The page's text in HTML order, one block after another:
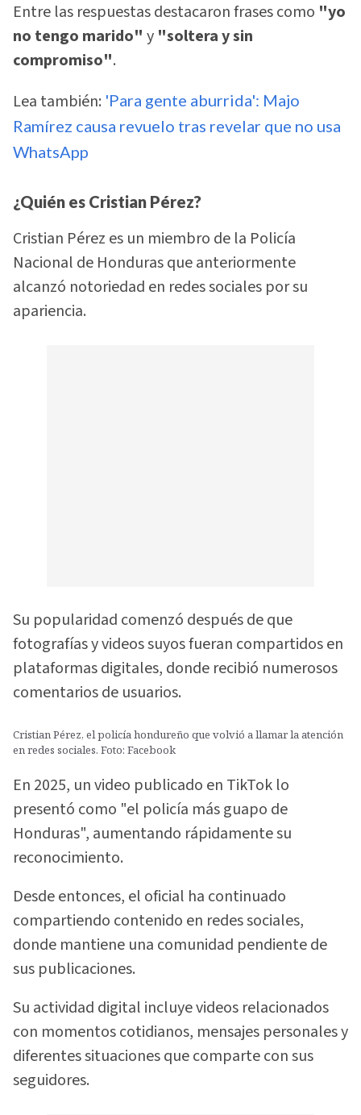
Entre las respuestas destacaron frases como "yo
no tengo marido" y "soltera y sin
compromiso".
Lea también: 'Para gente aburrida': Majo
Ramírez causa revuelo tras revelar que no usa
WhatsApp
¿Quién es Cristian Pérez?
Cristian Pérez es un miembro de la Policía
Nacional de Honduras que anteriormente
alcanzó notoriedad en redes sociales por su
apariencia.
Su popularidad comenzó después de que
fotografías y videos suyos fueran compartidos en
plataformas digitales, donde recibió numerosos
comentarios de usuarios.
Cristian Pérez, el policía hondureño que volvió a llamar la atención
en redes sociales. Foto: Facebook
En 2025, un video publicado en TikTok lo
presentó como "el policía más guapo de
Honduras", aumentando rápidamente su
reconocimiento.
Desde entonces, el oficial ha continuado
compartiendo contenido en redes sociales,
donde mantiene una comunidad pendiente de
sus publicaciones.
Su actividad digital incluye videos relacionados
con momentos cotidianos, mensajes personales y
diferentes situaciones que comparte con sus
seguidores.